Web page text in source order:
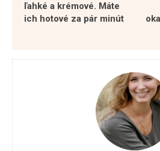
ľahké a krémové. Máte
ich hotové za pár minút